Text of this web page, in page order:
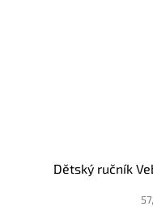
Dětský ručník